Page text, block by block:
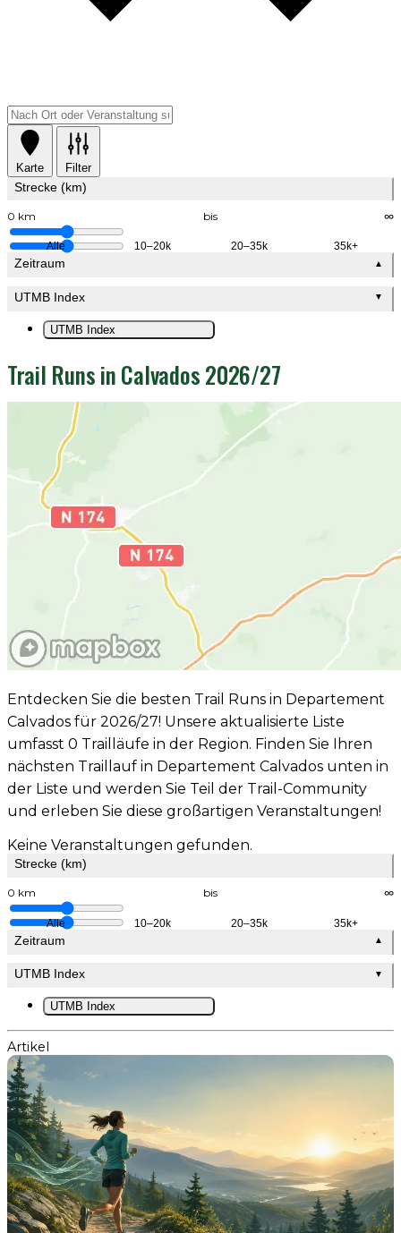
Karte Filter
Strecke (km)
0 km bis ∞
Alle 10–20k 20–35k 35k+
Zeitraum ▲
UTMB Index ▼
UTMB Index
Trail Runs in Calvados 2026/27
Entdecken Sie die besten Trail Runs in Departement
Calvados für 2026/27! Unsere aktualisierte Liste
umfasst 0 Trailläufe in der Region. Finden Sie Ihren
nächsten Traillauf in Departement Calvados unten in
der Liste und werden Sie Teil der Trail-Community
und erleben Sie diese großartigen Veranstaltungen!
Keine Veranstaltungen gefunden.
Strecke (km)
0 km bis ∞
Alle 10–20k 20–35k 35k+
Zeitraum ▲
UTMB Index ▼
UTMB Index
Artikel